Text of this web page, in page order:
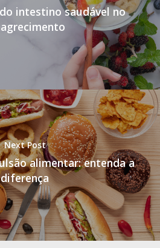
intestino saudável no
Next Post
alimentar: entenda a
diferença